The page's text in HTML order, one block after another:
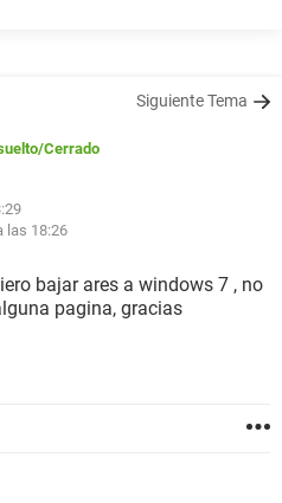
Siguiente Tema
/Cerrado
las 18:26
bajar ares a windows 7 , no
pagina, gracias